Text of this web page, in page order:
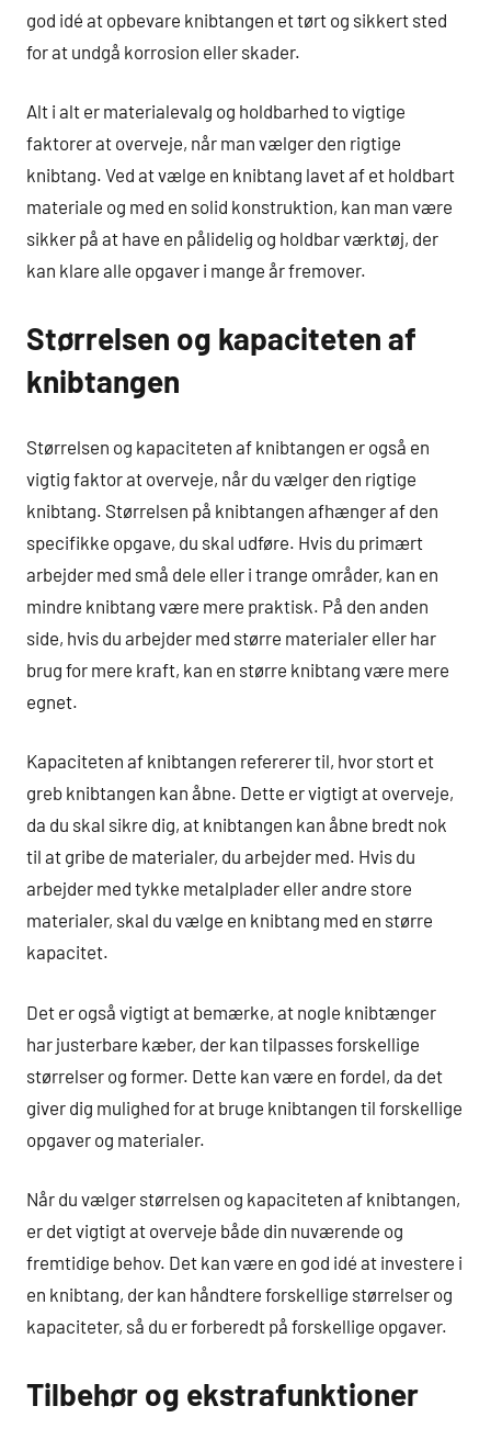
god idé at opbevare knibtangen et tørt og sikkert sted
for at undgå korrosion eller skader.
Alt i alt er materialevalg og holdbarhed to vigtige
faktorer at overveje, når man vælger den rigtige
knibtang. Ved at vælge en knibtang lavet af et holdbart
materiale og med en solid konstruktion, kan man være
sikker på at have en pålidelig og holdbar værktøj, der
kan klare alle opgaver i mange år fremover.
Størrelsen og kapaciteten af
knibtangen
Størrelsen og kapaciteten af knibtangen er også en
vigtig faktor at overveje, når du vælger den rigtige
knibtang. Størrelsen på knibtangen afhænger af den
specifikke opgave, du skal udføre. Hvis du primært
arbejder med små dele eller i trange områder, kan en
mindre knibtang være mere praktisk. På den anden
side, hvis du arbejder med større materialer eller har
brug for mere kraft, kan en større knibtang være mere
egnet.
Kapaciteten af knibtangen refererer til, hvor stort et
greb knibtangen kan åbne. Dette er vigtigt at overveje,
da du skal sikre dig, at knibtangen kan åbne bredt nok
til at gribe de materialer, du arbejder med. Hvis du
arbejder med tykke metalplader eller andre store
materialer, skal du vælge en knibtang med en større
kapacitet.
Det er også vigtigt at bemærke, at nogle knibtænger
har justerbare kæber, der kan tilpasses forskellige
størrelser og former. Dette kan være en fordel, da det
giver dig mulighed for at bruge knibtangen til forskellige
opgaver og materialer.
Når du vælger størrelsen og kapaciteten af knibtangen,
er det vigtigt at overveje både din nuværende og
fremtidige behov. Det kan være en god idé at investere i
en knibtang, der kan håndtere forskellige størrelser og
kapaciteter, så du er forberedt på forskellige opgaver.
Tilbehør og ekstrafunktioner